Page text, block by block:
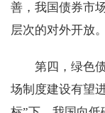
善，我国债券市
层次的对外开放。
第四，绿色
场制度建设有望